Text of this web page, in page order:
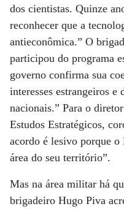
dos cientistas. Quinze
reconhecer que a
antieconômica.” O
participou do programa
governo confirma sua
interesses estrangeiros e
nacionais.” Para o
Estudos Estratégicos,
acordo é lesivo porque o
área do seu território”.
Mas na área militar há
brigadeiro Hugo Piva